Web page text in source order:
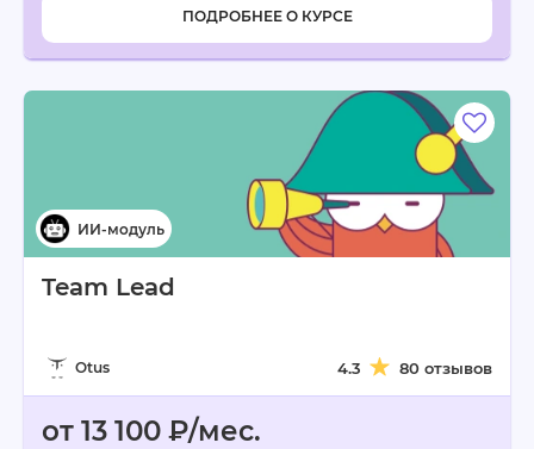
ПОДРОБНЕЕ О КУРСЕ
Team Lead
Otus 4.3 80 отзывов
от 13 100 ₽/мес.